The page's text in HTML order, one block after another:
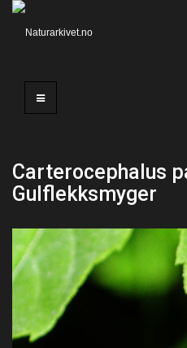
Carterocephalus
Gulflekksmyger